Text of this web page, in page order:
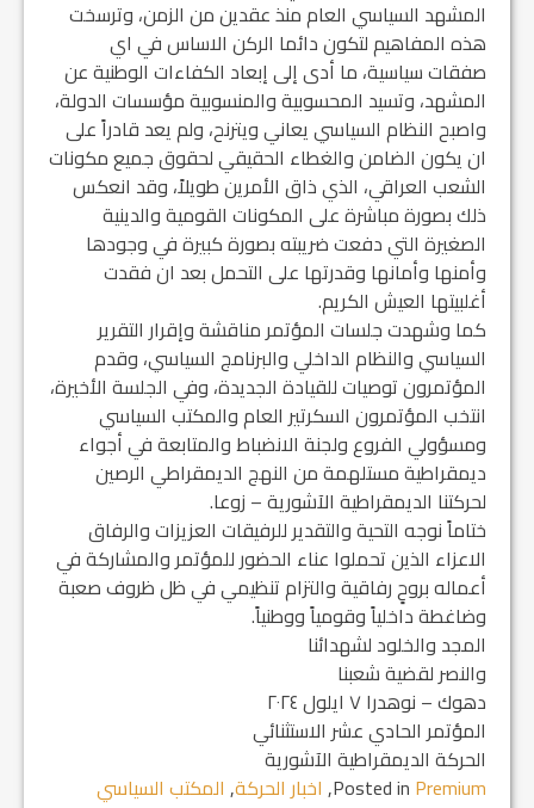
المشهد السياسي العام منذ عقدين من الزمن، وترسخت
هذه المفاهيم لتكون دائما الركن الاساس في اي
صفقات سياسية، ما أدى إلى إبعاد الكفاءات الوطنية عن
المشهد، وتسيد المحسوبية والمنسوبية مؤسسات الدولة،
واصبح النظام السياسي يعاني ويترنح، ولم يعد قادراً على
ان يكون الضامن والغطاء الحقيقي لحقوق جميع مكونات
الشعب العراقي، الذي ذاق الأمرين طويلاً، وقد انعكس
ذلك بصورة مباشرة على المكونات القومية والدينية
الصغيرة التي دفعت ضريبته بصورة كبيرة في وجودها
وأمنها وأمانها وقدرتها على التحمل بعد ان فقدت
أغلبيتها العيش الكريم.
كما وشهدت جلسات المؤتمر مناقشة وإقرار التقرير
السياسي والنظام الداخلي والبرنامج السياسي، وقدم
المؤتمرون توصيات للقيادة الجديدة، وفي الجلسة الأخيرة،
انتخب المؤتمرون السكرتير العام والمكتب السياسي
ومسؤولي الفروع ولجنة الانضباط والمتابعة في أجواء
ديمقراطية مستلهمة من النهج الديمقراطي الرصين
لحركتنا الديمقراطية الآشورية – زوعا.
ختاماً نوجه التحية والتقدير للرفيقات العزيزات والرفاق
الاعزاء الذين تحملوا عناء الحضور للمؤتمر والمشاركة في
أعماله بروحٍ رفاقية والتزام تنظيمي في ظل ظروف صعبة
وضاغطة داخلياً وقومياً ووطنياً.
المجد والخلود لشهدائنا
والنصر لقضية شعبنا
دهوك – نوهدرا ٧ ايلول ٢٠٢٤
المؤتمر الحادي عشر الاستثنائي
الحركة الديمقراطية الآشورية
Posted in Premium
, اخبار الحركة, المكتب السياسي